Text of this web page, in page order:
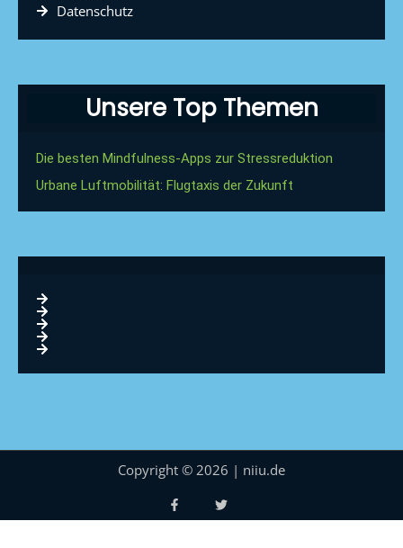
Datenschutz
Unsere Top Themen
Die besten Mindfulness-Apps zur Stressreduktion
Urbane Luftmobilität: Flugtaxis der Zukunft
Copyright © 2026 | niiu.de